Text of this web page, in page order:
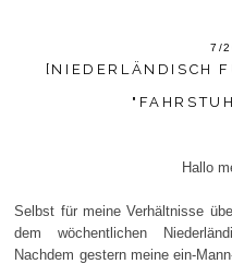
7/
[NIEDERLÄNDISCH
Hallo
Selbst für meine Verhältnisse
dem wöchentlichen
Nachdem gestern meine ein-